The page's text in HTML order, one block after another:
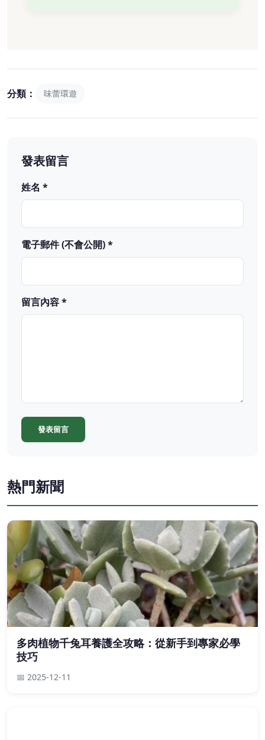
分類： 味蕾環遊
發表留言
姓名 *
電子郵件 (不會公開) *
留言內容 *
發表留言
熱門新聞
多肉植物千兔耳養護全攻略：從新手到專家必學
技巧
📅 2025-12-11